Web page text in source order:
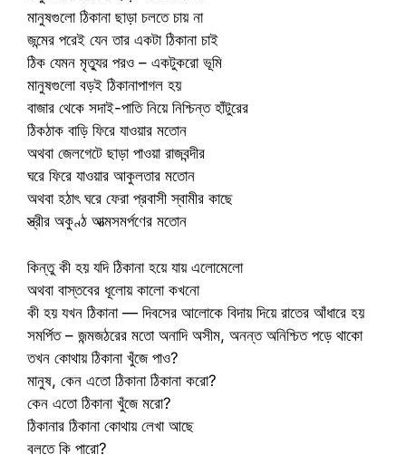
মানুষগুলো ঠিকানা ছাড়া চলতে চায় না
জন্মের পরেই যেন তার একটা ঠিকানা চাই
ঠিক যেমন মৃত্যুর পরও – একটুকরো ভূমি
মানুষগুলো বড়ই ঠিকানাপাগল হয়
বাজার থেকে সদাই-পাতি নিয়ে নিশ্চিন্ত হাঁটুরের
ঠিকঠাক বাড়ি ফিরে যাওয়ার মতোন
অথবা জেলগেটে ছাড়া পাওয়া রাজবন্দীর
ঘরে ফিরে যাওয়ার আকুলতার মতোন
অথবা হঠাৎ ঘরে ফেরা প্রবাসী স্বামীর কাছে
স্ত্রীর অকুণ্ঠ আত্মসমর্পণের মতোন
কিন্তু কী হয় যদি ঠিকানা হয়ে যায় এলোমেলো
অথবা বাস্তবের ধূলোয় কালো কখনো
কী হয় যখন ঠিকানা — দিবসের আলোকে বিদায় দিয়ে রাতের আঁধারে হয়
সমর্পিত – জন্মজঠরের মতো অনাদি অসীম, অনন্ত অনিশ্চিত পড়ে থাকো
তখন কোথায় ঠিকানা খুঁজে পাও?
মানুষ, কেন এতো ঠিকানা ঠিকানা করো?
কেন এতো ঠিকানা খুঁজে মরো?
ঠিকানার ঠিকানা কোথায় লেখা আছে
বলতে কি পারো?